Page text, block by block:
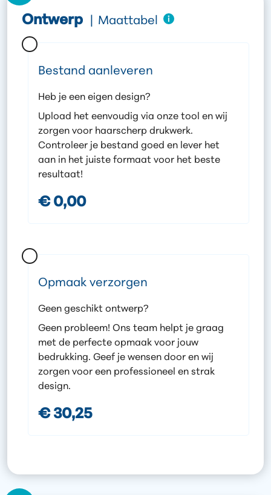
Ontwerp
Maattabel
Bestand aanleveren
Heb je een eigen design?
Upload het eenvoudig via onze tool en wij
zorgen voor haarscherp drukwerk.
Controleer je bestand goed en lever het
aan in het juiste formaat voor het beste
resultaat!
€ 0,00
Opmaak verzorgen
Geen geschikt ontwerp?
Geen probleem! Ons team helpt je graag
met de perfecte opmaak voor jouw
bedrukking. Geef je wensen door en wij
zorgen voor een professioneel en strak
design.
€ 30,25